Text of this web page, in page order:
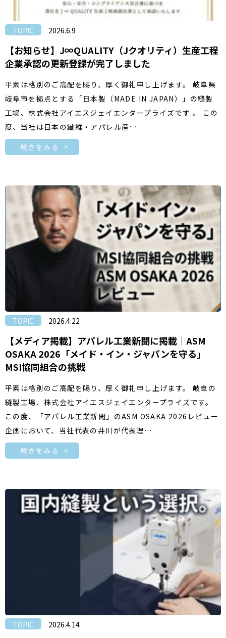
TOPIC 2026.6.9
【お知らせ】J∞QUALITY（Jクオリティ）生産工程
企業承認の更新登録が完了しました
平素は格別のご高配を賜り、厚く御礼申し上げます。 岐阜県
岐阜市を拠点とする「日本製（MADE IN JAPAN）」の縫製
工場、株式会社アイエスジェイエンタープライズです 。 この
度、当社は日本の繊維・アパレル産…
続きをみる
TOPIC 2026.4.22
【メディア掲載】アパレル工業新聞に掲載｜ASM
OSAKA 2026「メイド・イン・ジャパンを守る」
MSI協同組合の挑戦
平素は格別のご高配を賜り、厚く御礼申し上げます。 岐阜の
縫製工場、株式会社アイエスジェイエンタープライズです。
この度、「アパレル工業新聞」のASM OSAKA 2026レビュー
企画において、当社代表の井川が代表理…
続きをみる
TOPIC 2026.4.14